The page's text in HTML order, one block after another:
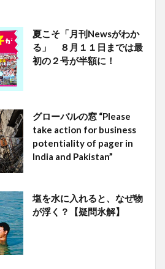
夏こそ「月刊Newsがわか
る」 ８月１１日までは最
初の２号が半額に！
グローバルの窓 “Please
take action for business
potentiality of pager in
India and Pakistan”
塩を水に入れると、なぜ物
が浮く？【疑問氷解】